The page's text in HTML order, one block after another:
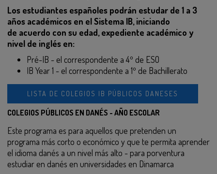
Los estudiantes españoles podrán estudar de 1 a 3
años académicos en el Sistema IB, iniciando
de acuerdo con su edad, expediente académico y
nivel de inglés en:
Pré-IB - el correspondente a 4º de ESO
IB Year 1 - el correspondente a 1º de Bachillerato
LISTA DE COLEGIOS IB PÚBLICOS DANESES
COLEGIOS PÚBLICOS EN DANÉS - AÑO ESCOLAR
Este programa es para aquellos que pretenden un
programa más corto o económico y que te permita aprender
el idioma danés a un nivel más alto - para porventura
estudiar en danés en universidades en Dinamarca